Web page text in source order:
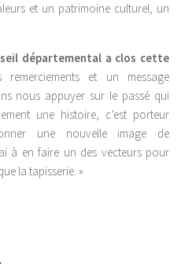
et un patrimoine culturel, un
départemental a clos cette
et un message
nous appuyer sur le passé qui
une histoire, c’est porteur
une nouvelle image de
à en faire un des vecteurs pour
la tapisserie. »